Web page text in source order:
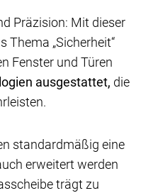
Präzision: Mit dieser
Thema „Sicherheit“
Fenster und Türen
ausgestattet, die
standardmäßig eine
erweitert werden
trägt zu